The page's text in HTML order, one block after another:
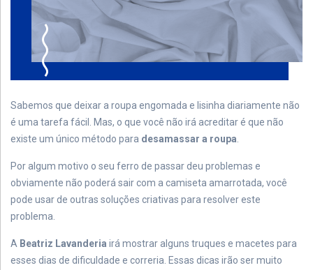
Sabemos que deixar a roupa engomada e lisinha diariamente não
é uma tarefa fácil. Mas, o que você não irá acreditar é que não
existe um único método para desamassar a roupa
Por algum motivo o seu ferro de passar deu problemas e
obviamente não poderá sair com a camiseta amarrotada, você
pode usar de outras soluções criativas para resolver este
problema.
A Beatriz Lavanderia irá mostrar alguns truques e macetes para
esses dias de dificuldade e correria. Essas dicas irão ser muito